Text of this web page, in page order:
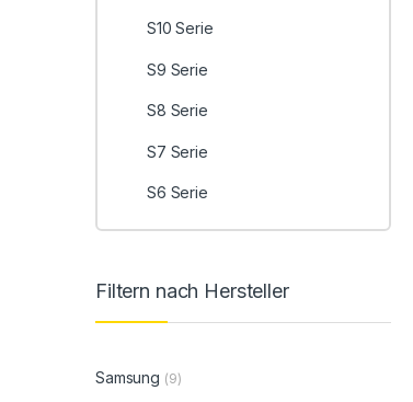
S10 Serie
S9 Serie
S8 Serie
S7 Serie
S6 Serie
Filtern nach Hersteller
Samsung (9)